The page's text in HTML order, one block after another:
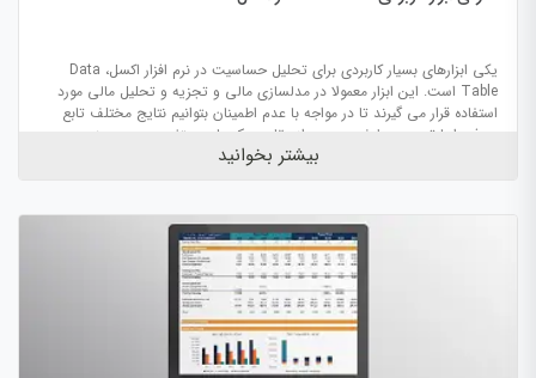
یکی ابزارهای بسیار کاربردی برای تحلیل حساسیت در نرم افزار اکسل، Data
Table است. این ابزار معمولا در مدلسازی مالی و تجزیه و تحلیل مالی مورد
استفاده قرار می گیرند تا در مواجه با عدم اطمینان بتوانیم نتایج مختلف تابع
هدف را با توجه به طیف وسیعی از مقادیر یک یا دو متغیر ورودی بسنجیم.
بیشتر بخوانید